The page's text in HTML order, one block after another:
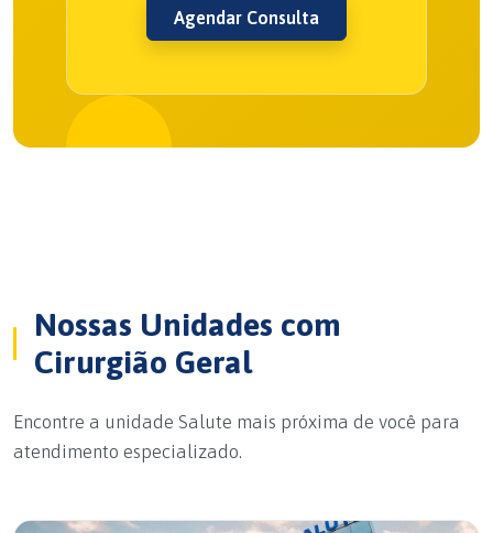
Agendar Consulta
Nossas Unidades com
Cirurgião Geral
Encontre a unidade Salute mais próxima de você para
atendimento especializado.